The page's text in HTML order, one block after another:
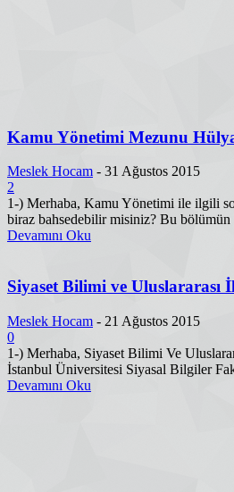
Kamu Yönetimi Mezunu
Meslek Hocam - 31 Ağustos 2015
2
1-) Merhaba, Kamu Yönetimi ile ilgili
biraz bahsedebilir misiniz? Bu bölümün
Devamını Oku
Siyaset Bilimi ve Uluslararası
Meslek Hocam - 21 Ağustos 2015
0
1-­) Merhaba, Siyaset Bilimi Ve
İstanbul Üniversitesi Siyasal Bilgiler
Devamını Oku